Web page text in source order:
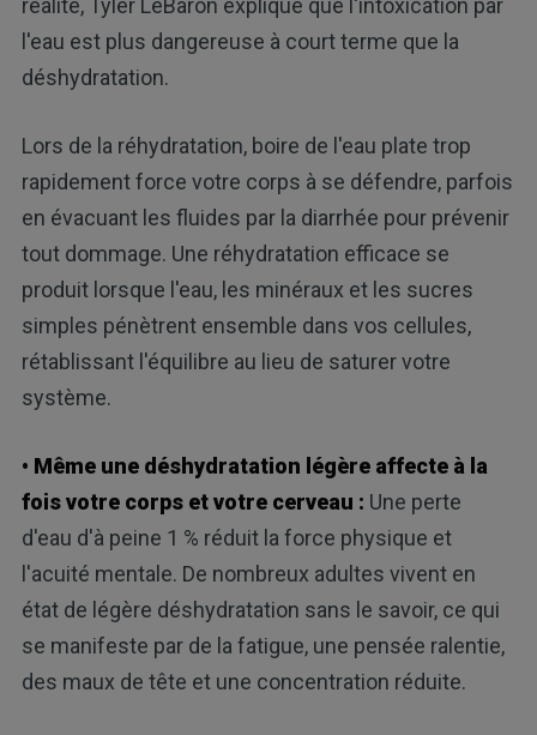
l'eau est plus dangereuse à court terme que la
déshydratation.
Lors de la réhydratation, boire de l'eau plate trop
rapidement force votre corps à se défendre, parfois
en évacuant les fluides par la diarrhée pour prévenir
tout dommage. Une réhydratation efficace se
produit lorsque l'eau, les minéraux et les sucres
simples pénètrent ensemble dans vos cellules,
rétablissant l'équilibre au lieu de saturer votre
système.
• Même une déshydratation légère affecte à la
fois votre corps et votre cerveau : Une perte
d'eau d'à peine 1 % réduit la force physique et
l'acuité mentale. De nombreux adultes vivent en
état de légère déshydratation sans le savoir, ce qui
se manifeste par de la fatigue, une pensée ralentie,
des maux de tête et une concentration réduite.